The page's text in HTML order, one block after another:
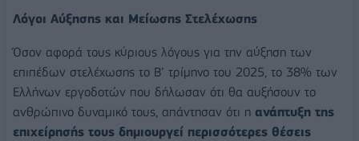
Λόγοι Αύξησης και Μείωσης Στελέχωσης
Όσον αφορά τους κύριους λόγους για την αύξηση των
επιπέδων στελέχωσης το Β’ τρίμηνο του 2025, το 38% των
Ελλήνων εργοδοτών που δήλωσαν ότι θα αυξήσουν το
ανθρώπινο δυναμικό τους, απάντησαν ότι η ανάπτυξη της
επιχείρησής τους δημιουργεί περισσότερες θέσεις